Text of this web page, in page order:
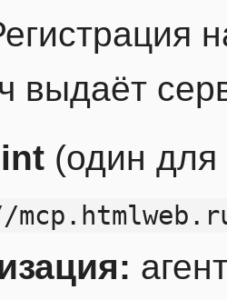
выдаёт
(один для